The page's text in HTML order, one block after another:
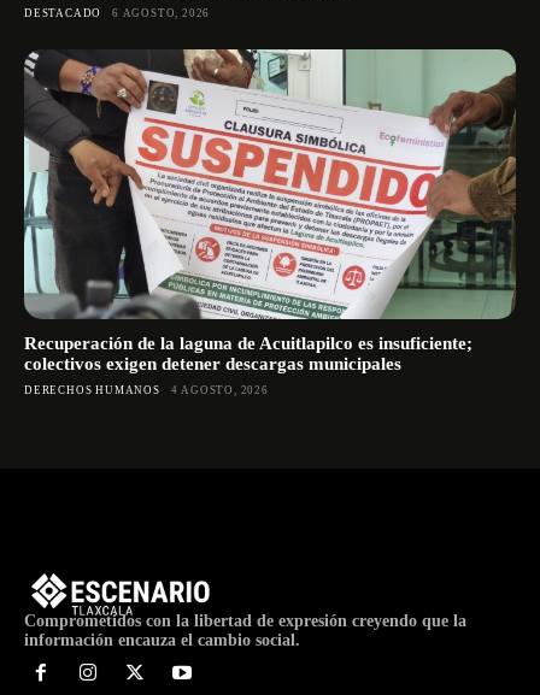
DESTACADO 6 AGOSTO, 2026
Recuperación de la laguna de Acuitlapilco es insuficiente;
colectivos exigen detener descargas municipales
DERECHOS HUMANOS 4 AGOSTO, 2026
Comprometidos con la libertad de expresión creyendo que la
información encauza el cambio social.